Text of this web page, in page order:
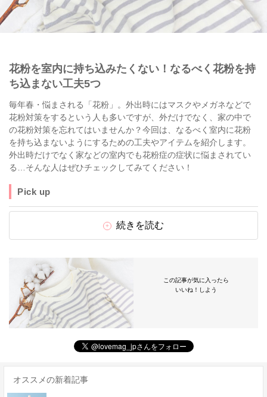
花粉を室内に持ち込みたくない！なるべく花粉を持
ち込まない工夫5つ
毎年春・悩まされる「花粉」。外出時にはマスクやメガネなどで
花粉対策をするという人も多いですが、外だけでなく、家の中で
の花粉対策を忘れてはいませんか？今回は、なるべく室内に花粉
を持ち込まないようにするための工夫やアイテムを紹介します。
外出時だけでなく家などの室内でも花粉症の症状に悩まされてい
る…そんな人はぜひチェックしてみてください！
Pick up
続きを読む
この記事が気に入ったら
いいね！しよう
オススメの新着記事